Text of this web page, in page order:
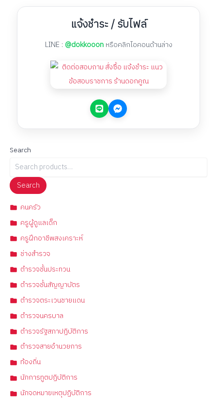
แจ้งชำระ / รับไฟล์
LINE : @dokkooon หรือคลิกไอคอนด้านล่าง
Search
Search
คนครัว
ครูผู้ดูแลเด็ก
ครูฝึกอาชีพสงเคราะห์
ช่างสำรวจ
ตำรวจชั้นประทวน
ตำรวจชั้นสัญญาบัตร
ตำรวจตระเวนชายแดน
ตำรวจนครบาล
ตำรวจรัฐสภาปฏิบัติการ
ตำรวจสายอำนวยการ
ท้องถิ่น
นักการทูตปฏิบัติการ
นักจดหมายเหตุปฏิบัติการ